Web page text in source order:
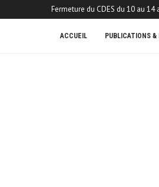
Fermeture du CDES du 10 au 14
ACCUEIL
PUBLICATIONS &